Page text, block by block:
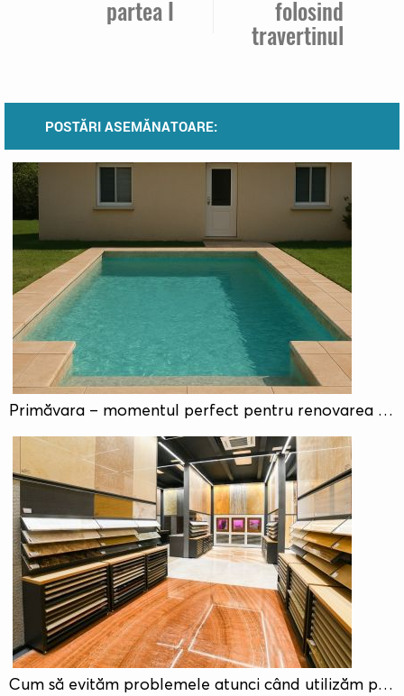
partea I folosind
travertinul
POSTĂRI ASEMĂNATOARE:
Primăvara – momentul perfect pentru renovarea teraselor, piscinelor și grădinilor
Cum să evităm problemele atunci când utilizăm piatra naturală Partea I